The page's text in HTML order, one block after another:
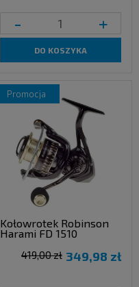
- +
DO KOSZYKA
Kołowrotek Robinson
Harami FD 1510
349,98 zł
419,00 zł
promocja